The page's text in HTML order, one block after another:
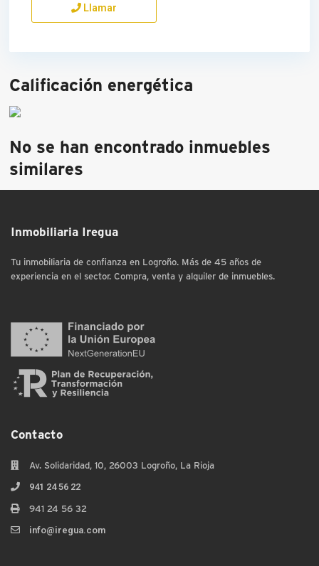
Llamar
Calificación energética
No se han encontrado inmuebles
similares
Inmobiliaria Iregua
Tu inmobiliaria de confianza en Logroño. Más de 45 años de
experiencia en el sector. Compra, venta y alquiler de inmuebles.
Contacto
Av. Solidaridad, 10, 26003 Logroño, La Rioja
941 24 56 22
941 24 56 32
info@iregua.com